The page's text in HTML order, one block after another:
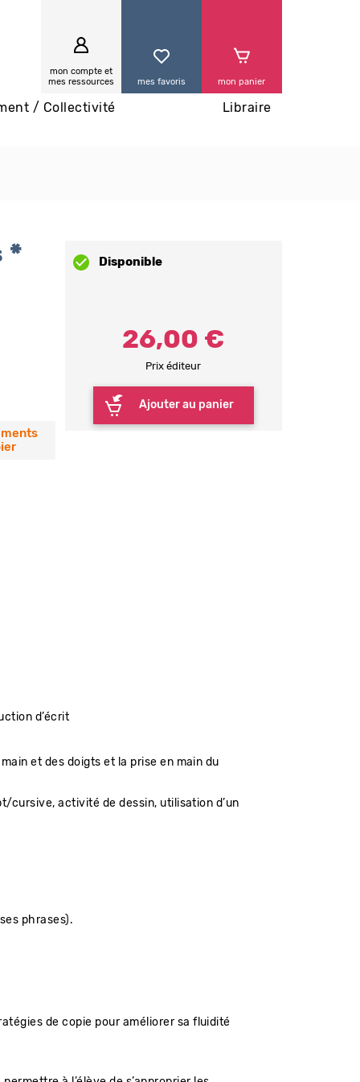
mon compte et
mes ressources
mes favoris mon panier
/ Collectivité Libraire
* Disponible
Prix éditeur
26,00 €
Ajouter au panier
d’écrit
et des doigts et la prise en main du
cursive, activité de dessin, utilisation d’un
phrases).
de copie pour améliorer sa fluidité